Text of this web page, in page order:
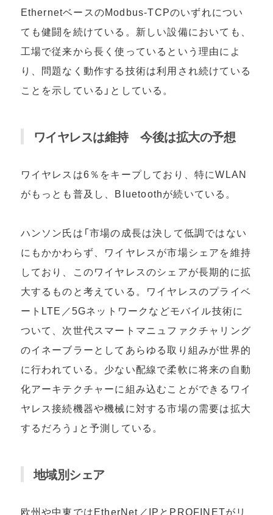
EthernetベースのModbus-TCPのいずれについ
ても健闘を続けている。新しい設備においても、
工場で従来から長く使っているという理由によ
り、問題なく動作する技術は利用され続けている
ことを示している」としている。
ワイヤレスは維持 今後は拡大の予想
ワイヤレスは6％をキープしており、特にWLAN
がもっとも普及し、Bluetoothが続いている。
ハンソン氏は「市場の成長は決して低調ではない
にもかかわらず、ワイヤレスが市場シェアを維持
しており、このワイヤレスのシェアが長期的に拡
大するものと考えている。ワイヤレスのプライベ
ートLTE／5Gネットワークなどモバイル技術に
ついて、次世代スマートマニュファクチャリング
のイネーブラーとしてあらゆる取り組みが世界的
に行われている。少ない配線で柔軟に将来の自動
化アーキテクチャーに組み込むことができるワイ
ヤレス接続機器や機械に対する市場の需要は拡大
するだろう」と予測している。
地域別シェア
欧州や中東ではEtherNet／IPとPROFINETがリ